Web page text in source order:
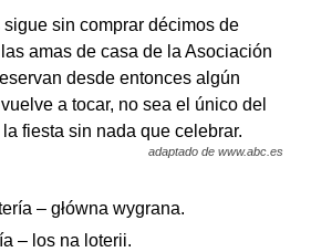
sin comprar décimos de
amas de casa de la Asociación
desde entonces algún
a tocar, no sea el único del
fiesta sin nada que celebrar.
adaptado de www.abc.es
– główna wygrana.
– los na loterii.